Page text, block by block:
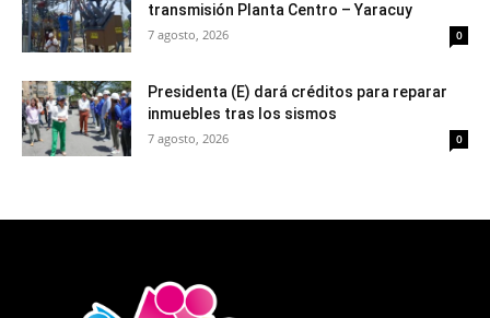
transmisión Planta Centro – Yaracuy
7 agosto, 2026 0
Presidenta (E) dará créditos para reparar
inmuebles tras los sismos
7 agosto, 2026 0